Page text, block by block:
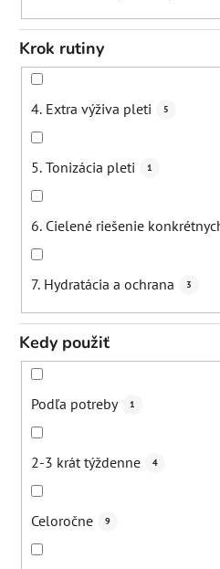
Krok rutiny
4. Extra výživa pleti 5
5. Tonizácia pleti 1
6. Cielené riešenie
7. Hydratácia a ochrana 3
Kedy použiť
Podľa potreby 1
2-3 krát týždenne 4
Celoročne 9